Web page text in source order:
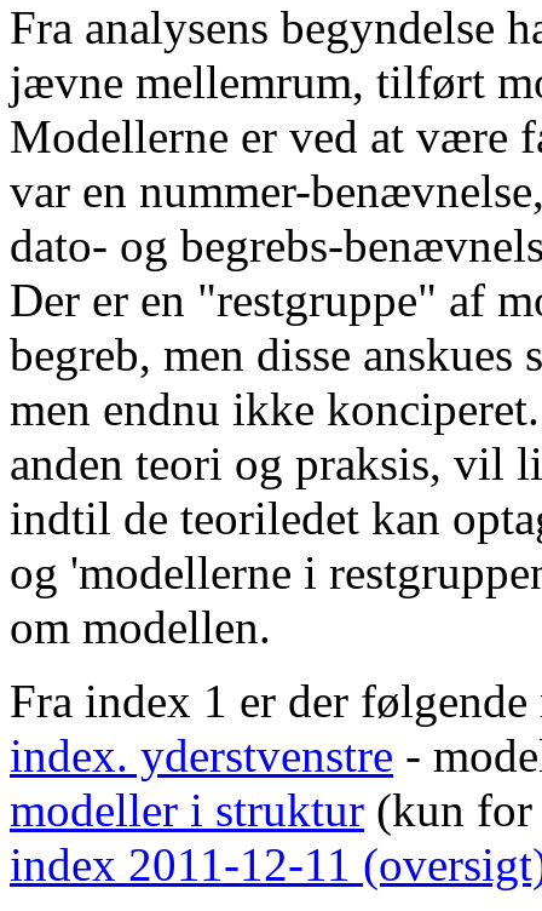
Fra analysens begyndelse
jævne mellemrum, tilført
Modellerne er ved at være
var en nummer-
dato- og begrebs-
Der er en "restgruppe" af
begreb, men disse
men endnu ikke
anden teori og praksis, vil
indtil de teoriledet kan
og 'modellerne i
om modellen.
Fra index 1 er der
index. yderstvenstre -
modeller i struktur (kun for
index 2011-12-11